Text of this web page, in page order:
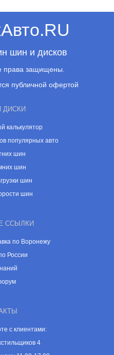
шин и дисков
права защищены.
публичной офертой
ДИСКИ
калькулятор
популярных авто
шин
шин
шин
шин
ССЫЛКИ
по Воронежу
России
с клиентами:
4